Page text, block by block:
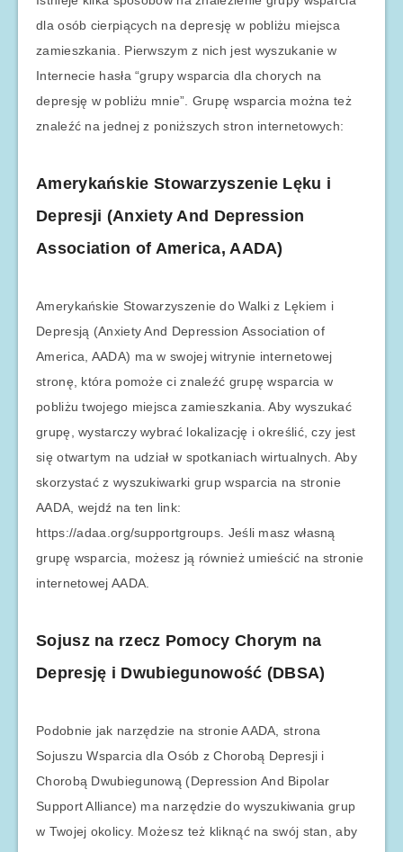
dla osób cierpiących na depresję w pobliżu miejsca
zamieszkania. Pierwszym z nich jest wyszukanie w
Internecie hasła “grupy wsparcia dla chorych na
depresję w pobliżu mnie”. Grupę wsparcia można też
znaleźć na jednej z poniższych stron internetowych:
Amerykańskie Stowarzyszenie Lęku i
Depresji (Anxiety And Depression
Association of America, AADA)
Amerykańskie Stowarzyszenie do Walki z Lękiem i
Depresją (Anxiety And Depression Association of
America, AADA) ma w swojej witrynie internetowej
stronę, która pomoże ci znaleźć grupę wsparcia w
pobliżu twojego miejsca zamieszkania. Aby wyszukać
grupę, wystarczy wybrać lokalizację i określić, czy jest
się otwartym na udział w spotkaniach wirtualnych. Aby
skorzystać z wyszukiwarki grup wsparcia na stronie
AADA, wejdź na ten link:
https://adaa.org/supportgroups. Jeśli masz własną
grupę wsparcia, możesz ją również umieścić na stronie
internetowej AADA.
Sojusz na rzecz Pomocy Chorym na
Depresję i Dwubiegunowość (DBSA)
Podobnie jak narzędzie na stronie AADA, strona
Sojuszu Wsparcia dla Osób z Chorobą Depresji i
Chorobą Dwubiegunową (Depression And Bipolar
Support Alliance) ma narzędzie do wyszukiwania grup
w Twojej okolicy. Możesz też kliknąć na swój stan, aby